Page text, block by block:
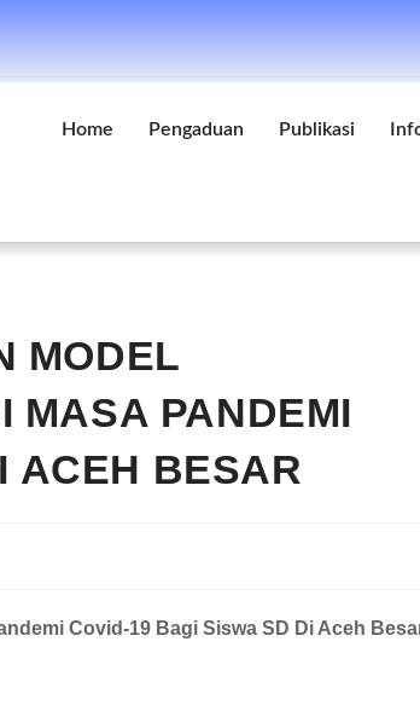
Home Pengaduan Publikasi
MODEL
MASA PANDEMI
ACEH BESAR
Covid-19 Bagi Siswa SD Di Aceh